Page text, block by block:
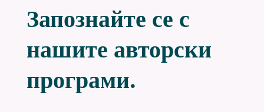
Запознайте се с
нашите авторски
програми.